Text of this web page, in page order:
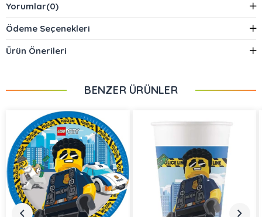
Yorumlar(0)
Ödeme Seçenekleri
Ürün Önerileri
BENZER ÜRÜNLER